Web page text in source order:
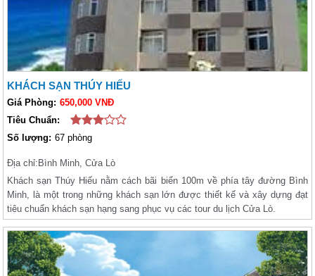
KHÁCH SẠN THÚY HIẾU
Giá Phòng: 650,000 VNĐ
Tiêu Chuẩn:
Số lượng: 67 phòng
Địa chỉ:Bình Minh, Cửa Lò
Khách sạn Thúy Hiếu nằm cách bãi biển 100m về phía tây đường Bình
Minh, là một trong những khách sạn lớn được thiết kế và xây dựng đạt
tiêu chuẩn khách sạn hạng sang phục vụ các tour du lịch Cửa Lò.